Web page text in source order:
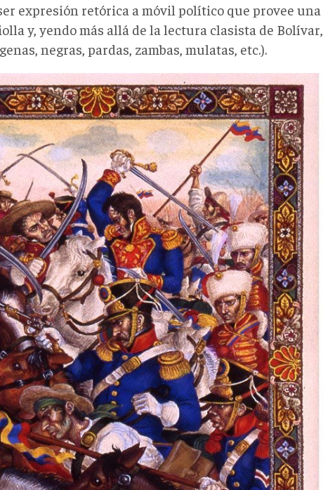
expresión retórica a móvil político que provee una
y, yendo más allá de la lectura clasista de Bolívar,
negras, pardas, zambas, mulatas, etc.).